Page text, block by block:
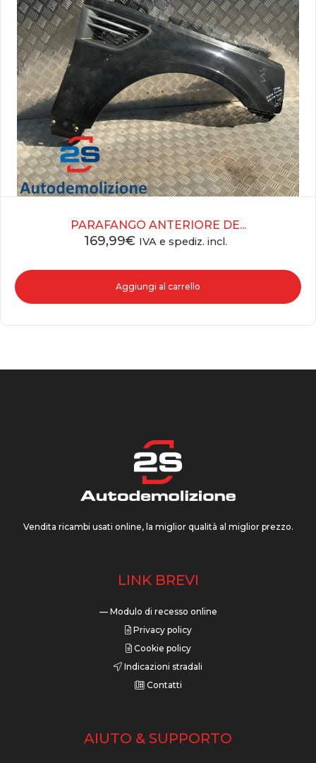
PARAFANGO ANTERIORE DE...
169,99€ IVA e spediz. incl.
Aggiungi al carrello
Vendita ricambi usati online, la miglior qualità al miglior prezzo.
LINK BREVI
— Modulo di recesso online
Privacy policy
Cookie policy
Indicazioni stradali
Contatti
AIUTO & SUPPORTO